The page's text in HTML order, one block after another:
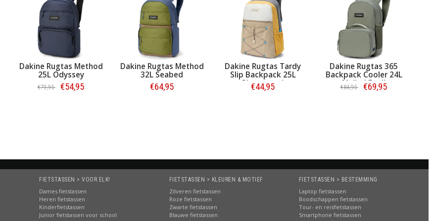
Dakine Rugtas Method
25L Odyssey
€79,95 €54,95
Dakine Rugtas Method
32L Seabed
€64,95
Dakine Rugtas Tardy
Slip Backpack 25L
Playground
€44,95
Dakine Rugtas 365
Backpack Cooler 24L
Mulled Basil
€84,95 €69,95
FIETSTASSEN > VOOR ELK!
Dames fietstassen
Heren fietstassen
Kinderfietstassen
Junior fietstassen voor school
FIETSTASSEN > KLEUREN & MOTIEF
Zilveren fietstassen
Roze fietstassen
Zwarte fietstassen
Blauwe fietstassen
FIETSTASSEN > BESTEMMING
Laptop fietstassen
Boodschappen fietstassen
Tour- en reisfietstassen
Smartphone fietstassen